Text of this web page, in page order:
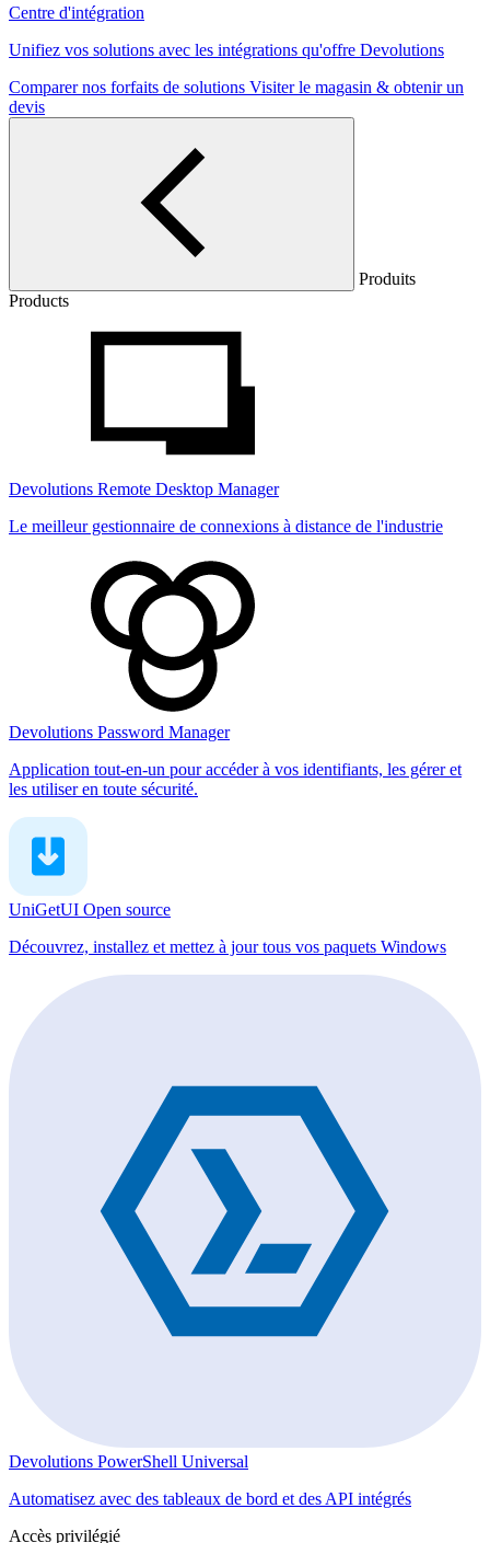
Centre d'intégration
Unifiez vos solutions avec les intégrations qu'offre Devolutions
Comparer nos forfaits de solutions Visiter le magasin & obtenir un
devis
Produits
Products
Devolutions Remote Desktop Manager
Le meilleur gestionnaire de connexions à distance de l'industrie
Devolutions Password Manager
Application tout-en-un pour accéder à vos identifiants, les gérer et
les utiliser en toute sécurité.
UniGetUI Open source
Découvrez, installez et mettez à jour tous vos paquets Windows
Devolutions PowerShell Universal
Automatisez avec des tableaux de bord et des API intégrés
Accès privilégié